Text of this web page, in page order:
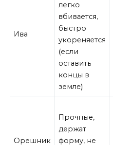
Ива
легко
вбивается,
быстро
укореняется
(если
оставить
концы в
земле)
Орешник
Прочные,
держат
форму, не